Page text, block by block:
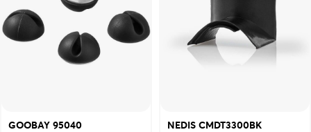
GOOBAY 95040 NEDIS CMDT3300BK